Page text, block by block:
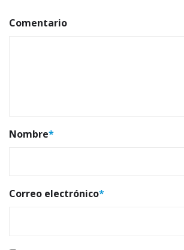
Comentario
Nombre*
Correo electrónico*